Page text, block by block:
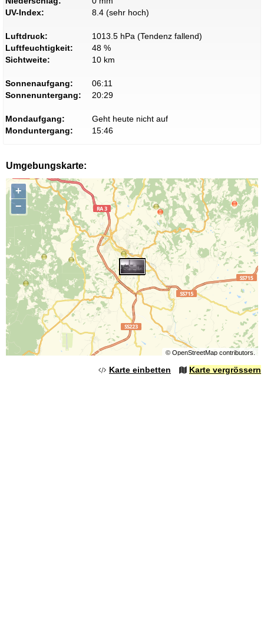
UV-Index:
8.4 (sehr hoch)
Luftdruck:
1013.5 hPa (Tendenz fallend)
Luftfeuchtigkeit:
48 %
Sichtweite:
10 km
Sonnenaufgang:
06:11
Sonnenuntergang:
20:29
Mondaufgang:
Geht heute nicht auf
Monduntergang:
15:46
Umgebungskarte:
+
−
© OpenStreetMapcontributors.
Karte einbetten Karte vergrössern